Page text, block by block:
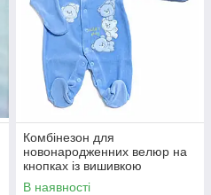
Комбінезон для
новонародженних велюр на
кнопках із вишивкою
16(50/56),
В наявності